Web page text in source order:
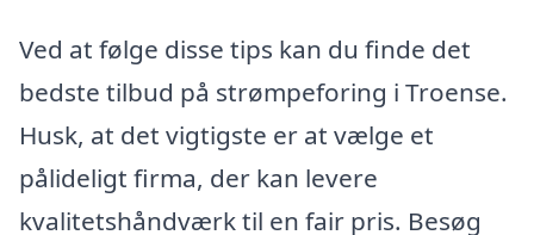
Ved at følge disse tips kan du finde det
bedste tilbud på strømpeforing i Troense.
Husk, at det vigtigste er at vælge et
pålideligt firma, der kan levere
kvalitetshåndværk til en fair pris. Besøg